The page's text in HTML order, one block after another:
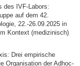
des IVF-Labors:
auf dem 42.
22.-26.09.2025 in
Kontext (medizinisch)
Drei empirische
Organisation der Adhoc-